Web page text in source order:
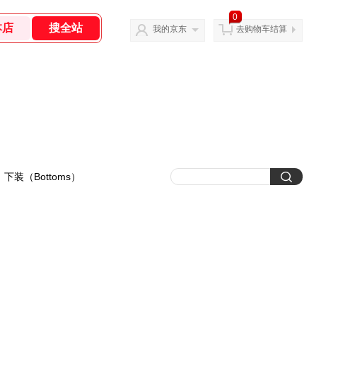
我的京东
0
去购物车结算
下装（Bottoms）